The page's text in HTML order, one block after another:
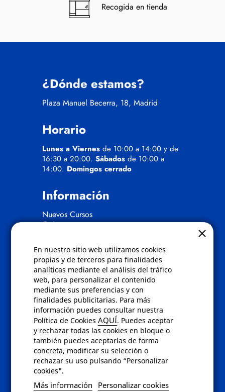
En nuestro sitio web utilizamos cookies
propias y de terceros para finalidades
analíticas mediante el análisis del tráfico
web, para personalizar el contenido
mediante sus preferencias y con
finalidades publicitarias. Para más
información puedes consultar nuestra
Política de CookiesAQUÍ. Puedes aceptar
y rechazar todas las cookies en bloque o
también puedes aceptarlas de forma
concreta, modificar su selección o
rechazar su uso pulsando “Personalizar
cookies".
Más información Personalizar cookies
Recogida en tienda
¿Dónde estamos?
Plaza Manuel Becerra, 18, Madrid
Horario
Lunes a Viernes de 10:00 a 14:00 y de
16:30 a 20:00. Sábados de 10:00 a
14:00. Domingos cerrado
Información
Nuevos Cursos
Quienes somos
Políticas
Condiciones de compra
Aviso de privacidad
Cookies
Bajas comunicados comerciales
Derecho de desistimiento
Preguntas frecuentes
Contacto
Envíanos un email a
bien rellena nuestroformulario de